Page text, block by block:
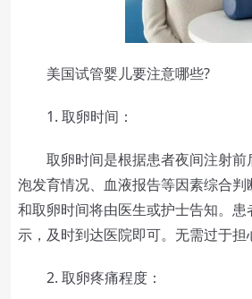
美国试管婴儿要注意哪些?
1. 取卵时间：
取卵时间是根据患者夜间注射前
泡发育情况、血液报告等因素综合
和取卵时间将由医生或护士告知。
示，及时到达医院即可。无需过于担
2. 取卵疼痛程度：